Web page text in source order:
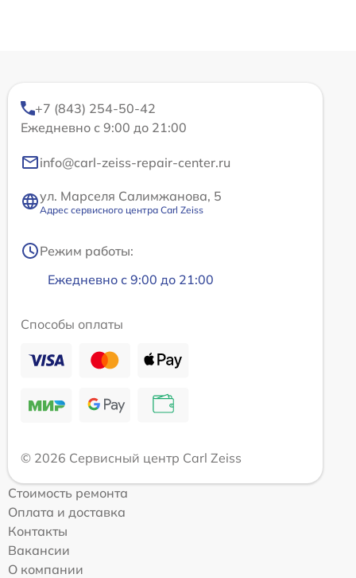
+7 (843) 254-50-42
Ежедневно с 9:00 до 21:00
info@carl-zeiss-repair-center.ru
ул. Марселя Салимжанова, 5
Адрес сервисного центра Carl Zeiss
Режим работы:
Ежедневно с 9:00 до 21:00
Способы оплаты
© 2026 Сервисный центр Carl Zeiss
Стоимость ремонта
Оплата и доставка
Контакты
Вакансии
О компании